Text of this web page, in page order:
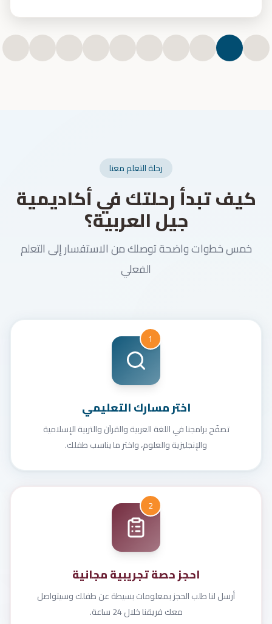
رحلة التعلم معنا
كيف تبدأ رحلتك في أكاديمية
جيل العربية؟
خمس خطوات واضحة توصلك من الاستفسار إلى التعلم
الفعلي
1
اختر مسارك التعليمي
تصفّح برامجنا في اللغة العربية والقرآن والتربية الإسلامية
والإنجليزية والعلوم، واختر ما يناسب طفلك.
2
احجز حصة تجريبية مجانية
أرسل لنا طلب الحجز بمعلومات بسيطة عن طفلك وسيتواصل
معك فريقنا خلال 24 ساعة.